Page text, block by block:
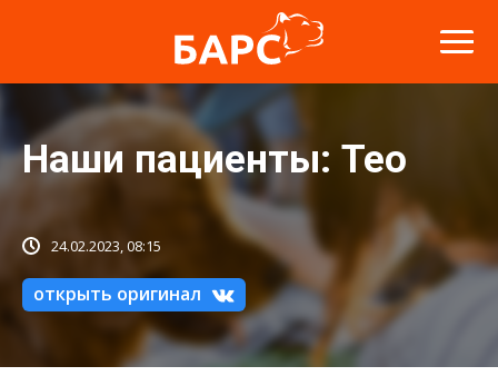
Наши пациенты: Тео
24.02.2023, 08:15
открыть оригинал